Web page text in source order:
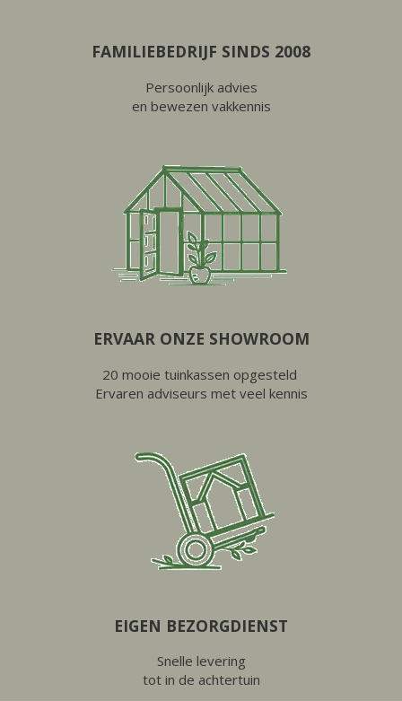
FAMILIEBEDRIJF SINDS 2008
Persoonlijk advies
en bewezen vakkennis
ERVAAR ONZE SHOWROOM
20 mooie tuinkassen opgesteld
Ervaren adviseurs met veel kennis
EIGEN BEZORGDIENST
Snelle levering
tot in de achtertuin